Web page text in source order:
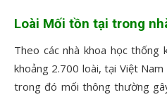
Loài Mối tồn tại trong
Theo các nhà khoa học
khoảng 2.700 loài, tại Việt
trong đó mối thông thường